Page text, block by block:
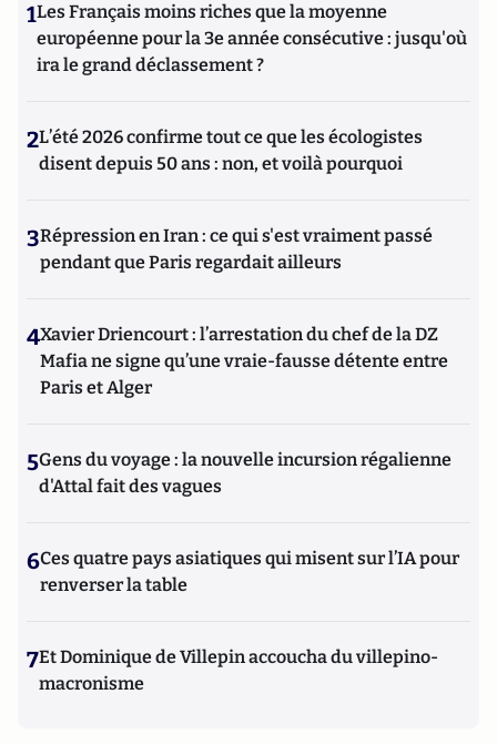
1Les Français moins riches que la moyenne
européenne pour la 3e année consécutive : jusqu'où
ira le grand déclassement ?
2L’été 2026 confirme tout ce que les écologistes
disent depuis 50 ans : non, et voilà pourquoi
3Répression en Iran : ce qui s'est vraiment passé
pendant que Paris regardait ailleurs
4Xavier Driencourt : l’arrestation du chef de la DZ
Mafia ne signe qu’une vraie-fausse détente entre
Paris et Alger
5Gens du voyage : la nouvelle incursion régalienne
d'Attal fait des vagues
6Ces quatre pays asiatiques qui misent sur l’IA pour
renverser la table
7Et Dominique de Villepin accoucha du villepino-
macronisme